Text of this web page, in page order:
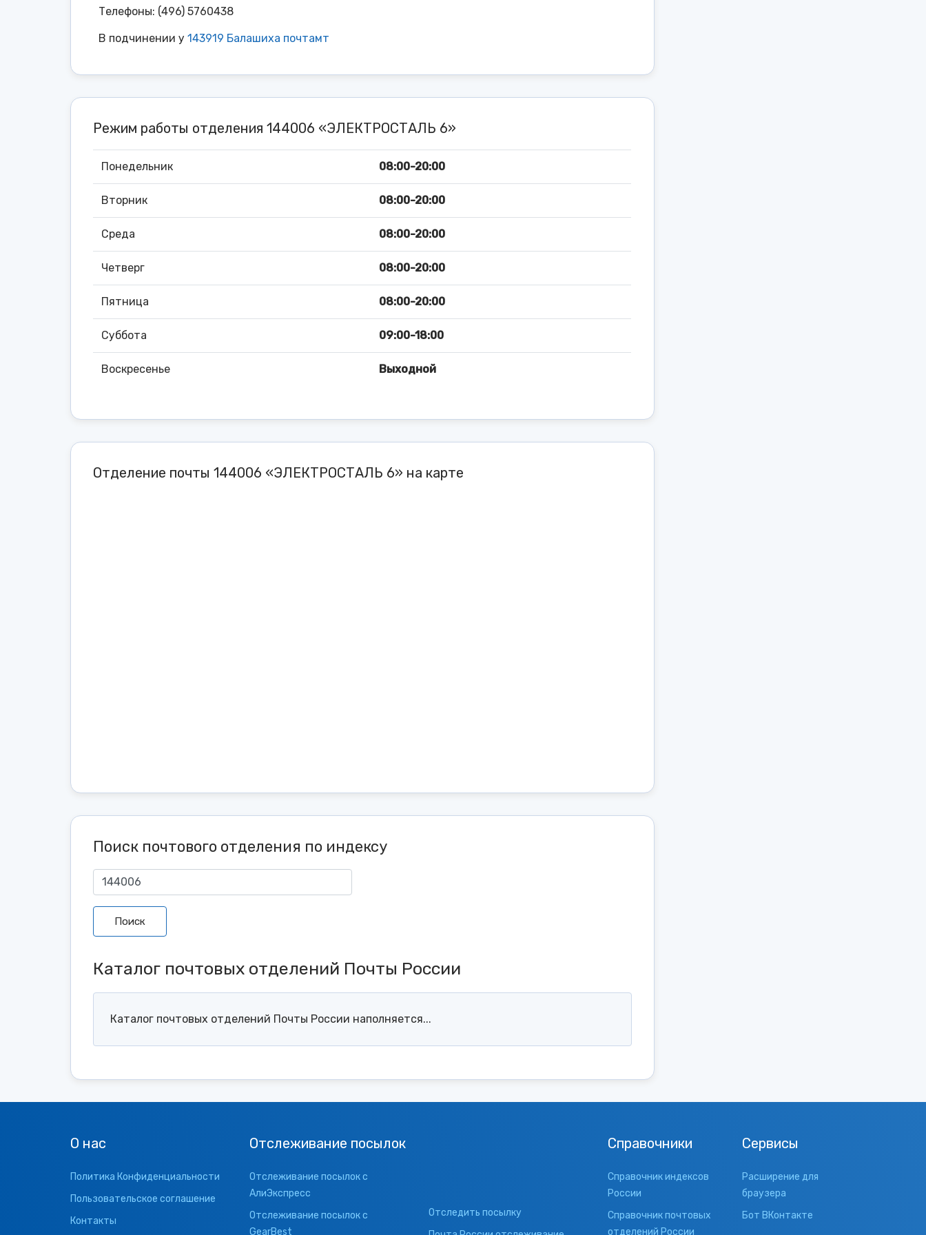
Телефоны: (496) 5760438
В подчинении у 143919 Балашиха почтамт
Режим работы отделения 144006 «ЭЛЕКТРОСТАЛЬ 6»
Понедельник 08:00-20:00
Вторник 08:00-20:00
Среда 08:00-20:00
Четверг 08:00-20:00
Пятница 08:00-20:00
Суббота 09:00-18:00
Воскресенье Выходной
Отделение почты 144006 «ЭЛЕКТРОСТАЛЬ 6» на карте
Поиск почтового отделения по индексу
Поиск
Каталог почтовых отделений Почты России
Каталог почтовых отделений Почты России наполняется...
О нас
Политика Конфиденциальности
Пользовательское соглашение
Контакты
Отслеживание посылок
Отслеживание посылок с
АлиЭкспресс
Отслеживание посылок с
GearBest
Отследить посылку
Справочники
Справочник индексов
России
Справочник почтовых
отделений России
Сервисы
Расширение для
браузера
Бот ВКонтакте